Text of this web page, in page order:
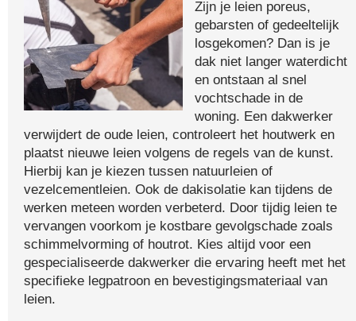
Zijn je leien poreus,
gebarsten of gedeeltelijk
losgekomen? Dan is je
dak niet langer waterdicht
en ontstaan al snel
vochtschade in de
woning. Een dakwerker
verwijdert de oude leien, controleert het houtwerk en
plaatst nieuwe leien volgens de regels van de kunst.
Hierbij kan je kiezen tussen natuurleien of
vezelcementleien. Ook de dakisolatie kan tijdens de
werken meteen worden verbeterd. Door tijdig leien te
vervangen voorkom je kostbare gevolgschade zoals
schimmelvorming of houtrot. Kies altijd voor een
gespecialiseerde dakwerker die ervaring heeft met het
specifieke legpatroon en bevestigingsmateriaal van
leien.